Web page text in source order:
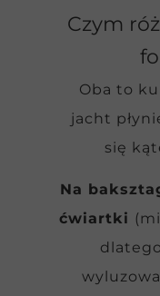
Czym
Oba to
jacht
się
Na
ćwiartki